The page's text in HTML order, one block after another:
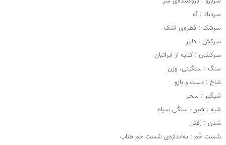
سردباد : آه
سرشک : قطره‌ی اشک
سرکش : دلیر
سرکشان : کنایه از ایرانیان
سنگ : سنگینی، وزن
شاخ : دست و بازو
شبگیر : سحر
شبه : شبق؛ سنگی سیاه
شدن : رفتن
شست خَم : به‌اندازه‌ی شست خمِ طناب